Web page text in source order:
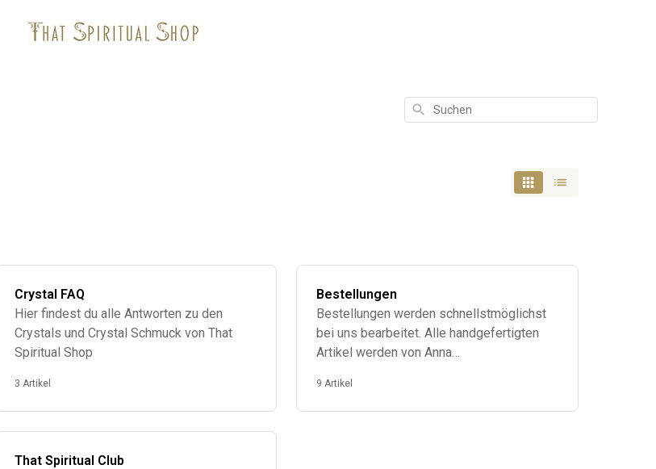
Suchen
Crystal FAQ
Hier findest du alle Antworten zu den
Crystals und Crystal Schmuck von That
Spiritual Shop
3 Artikel
Bestellungen
Bestellungen werden schnellstmöglichst
bei uns bearbeitet. Alle handgefertigten
Artikel werden von Anna
hergestellt.
9 Artikel
That Spiritual Club